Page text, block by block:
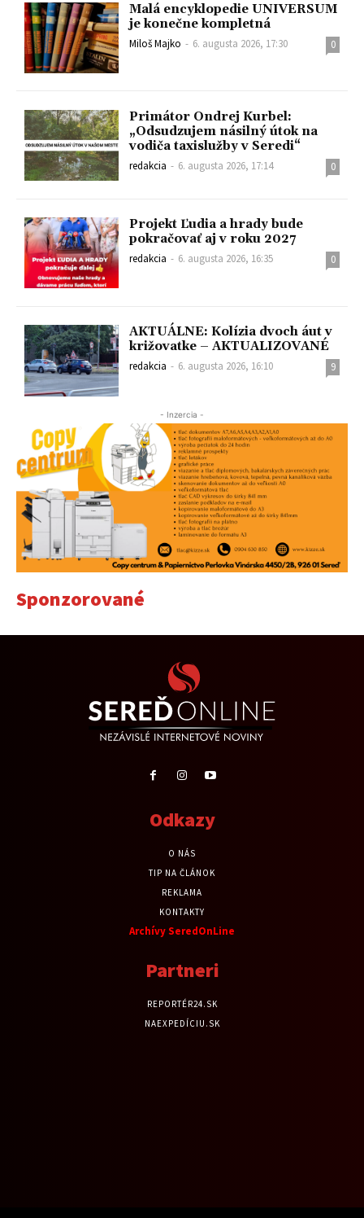
Malá encyklopedie UNIVERSUM
je konečne kompletná
Miloš Majko - 6. augusta 2026, 17:30 0
Primátor Ondrej Kurbel:
„Odsudzujem násilný útok na
vodiča taxislužby v Seredi“
redakcia - 6. augusta 2026, 17:14 0
Projekt Ľudia a hrady bude
pokračovať aj v roku 2027
redakcia - 6. augusta 2026, 16:35 0
AKTUÁLNE: Kolízia dvoch áut v
križovatke – AKTUALIZOVANÉ
redakcia - 6. augusta 2026, 16:10 9
- Inzercia -
Sponzorované
Odkazy
O NÁS
TIP NA ČLÁNOK
REKLAMA
KONTAKTY
Archívy SeredOnLine
Partneri
REPORTÉR24.SK
NAEXPEDÍCIU.SK